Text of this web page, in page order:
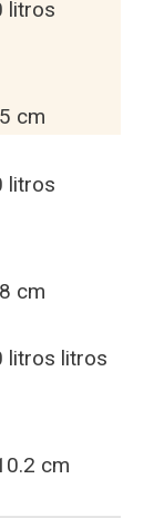
litros
cm
litros
cm
litros litros
cm